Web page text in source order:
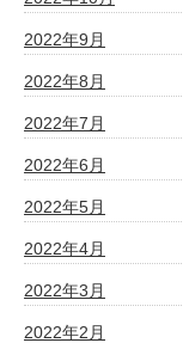
2022年9月
2022年8月
2022年7月
2022年6月
2022年5月
2022年4月
2022年3月
2022年2月